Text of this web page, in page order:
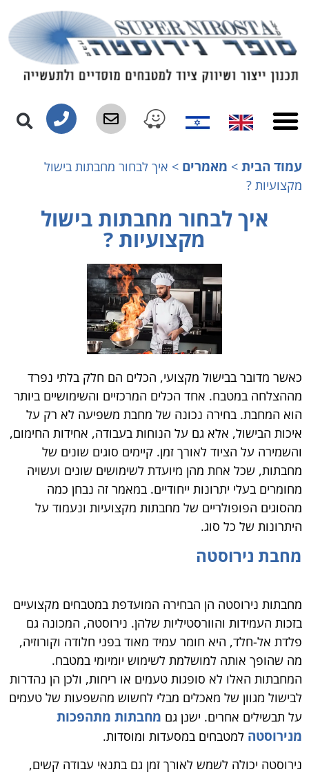
עמוד הבית > מאמרים > איך לבחור מחבתות בישול
מקצועיות ?
איך לבחור מחבתות בישול
מקצועיות ?
כאשר מדובר בבישול מקצועי, הכלים הם חלק בלתי נפרד
מההצלחה במטבח. אחד הכלים המרכזיים והשימושיים ביותר
הוא המחבת. בחירה נכונה של מחבת משפיעה לא רק על
איכות הבישול, אלא גם על הנוחות בעבודה, אחידות החימום,
והשמירה על הציוד לאורך זמן. קיימים סוגים שונים של
מחבתות, שכל אחת מהן מיועדת לשימושים שונים ועשויה
מחומרים בעלי יתרונות ייחודיים. במאמר זה נבחן כמה
מהסוגים הפופולריים של מחבתות מקצועיות ונעמוד על
היתרונות של כל סוג.
מחבת נירוסטה
מחבתות נירוסטה הן הבחירה המועדפת במטבחים מקצועיים
בזכות העמידות והוורסטיליות שלהן. נירוסטה, המכונה גם
פלדת אל-חלד, היא חומר עמיד מאוד בפני חלודה וקורוזיה,
מה שהופך אותה למושלמת לשימוש יומיומי במטבח.
המחבתות האלו לא סופגות טעמים או ריחות, ולכן הן נהדרות
לבישול מגוון של מאכלים מבלי לחשוש מהשפעות של טעמים
על תבשילים אחרים. ישנן גם מחבתות מתהפכות
מנירוסטה למטבחים במסעדות ומוסדות.
נירוסטה יכולה לשמש לאורך זמן גם בתנאי עבודה קשים,